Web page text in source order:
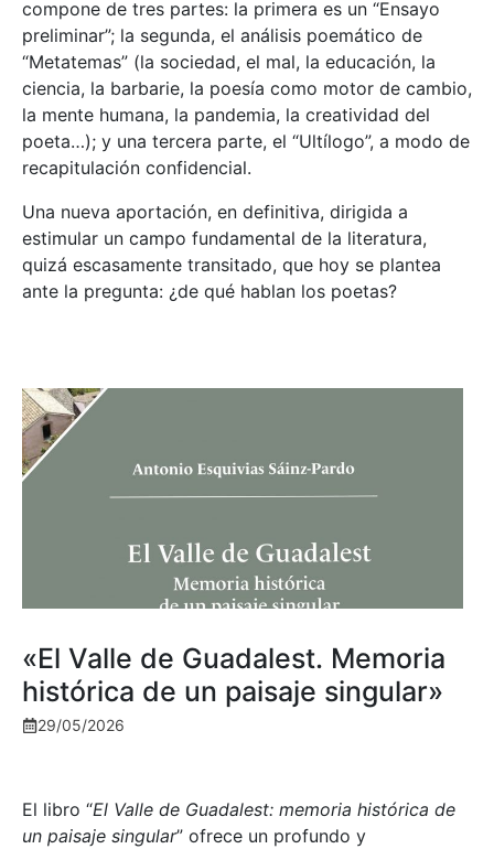
compone de tres partes: la primera es un “Ensayo
preliminar”; la segunda, el análisis poemático de
“Metatemas” (la sociedad, el mal, la educación, la
ciencia, la barbarie, la poesía como motor de cambio,
la mente humana, la pandemia, la creatividad del
poeta…); y una tercera parte, el “Ultílogo”, a modo de
recapitulación confidencial.
Una nueva aportación, en definitiva, dirigida a
estimular un campo fundamental de la literatura,
quizá escasamente transitado, que hoy se plantea
ante la pregunta: ¿de qué hablan los poetas?
«El Valle de Guadalest. Memoria
histórica de un paisaje singular»
29/05/2026
El libro “El Valle de Guadalest: memoria histórica de
un paisaje singular” ofrece un profundo y